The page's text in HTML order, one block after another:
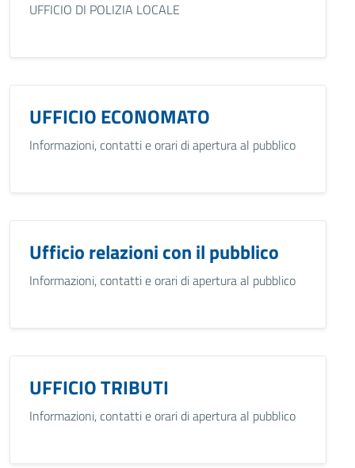
UFFICIO DI POLIZIA LOCALE
UFFICIO ECONOMATO
Informazioni, contatti e orari di apertura al pubblico
Ufficio relazioni con il pubblico
Informazioni, contatti e orari di apertura al pubblico
UFFICIO TRIBUTI
Informazioni, contatti e orari di apertura al pubblico